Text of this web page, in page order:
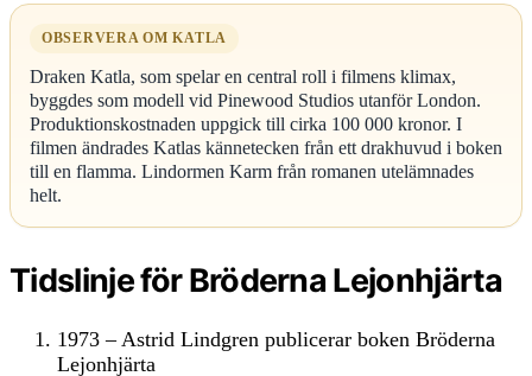
OBSERVERA OM KATLA
Draken Katla, som spelar en central roll i filmens klimax,
byggdes som modell vid Pinewood Studios utanför London.
Produktionskostnaden uppgick till cirka 100 000 kronor. I
filmen ändrades Katlas kännetecken från ett drakhuvud i boken
till en flamma. Lindormen Karm från romanen utelämnades
helt.
Tidslinje för Bröderna Lejonhjärta
1973 – Astrid Lindgren publicerar boken Bröderna
Lejonhjärta